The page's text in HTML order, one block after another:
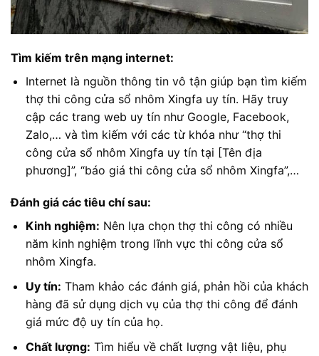
Tìm kiếm trên mạng internet:
Internet là nguồn thông tin vô tận giúp bạn tìm kiếm
thợ thi công cửa sổ nhôm Xingfa uy tín. Hãy truy
cập các trang web uy tín như Google, Facebook,
Zalo,… và tìm kiếm với các từ khóa như “thợ thi
công cửa sổ nhôm Xingfa uy tín tại [Tên địa
phương]”, “báo giá thi công cửa sổ nhôm Xingfa”,…
Đánh giá các tiêu chí sau:
Kinh nghiệm: Nên lựa chọn thợ thi công có nhiều
năm kinh nghiệm trong lĩnh vực thi công cửa sổ
nhôm Xingfa.
Uy tín: Tham khảo các đánh giá, phản hồi của khách
hàng đã sử dụng dịch vụ của thợ thi công để đánh
giá mức độ uy tín của họ.
Chất lượng: Tìm hiểu về chất lượng vật liệu, phụ